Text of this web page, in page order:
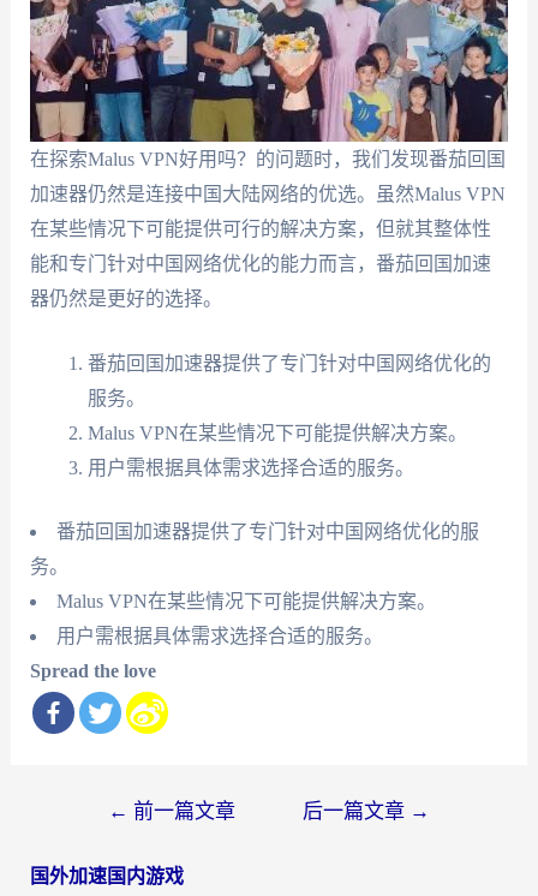
在探索Malus VPN好用吗？的问题时，我们发现番茄回国
加速器仍然是连接中国大陆网络的优选。虽然Malus VPN
在某些情况下可能提供可行的解决方案，但就其整体性
能和专门针对中国网络优化的能力而言，番茄回国加速
器仍然是更好的选择。
番茄回国加速器提供了专门针对中国网络优化的
服务。
Malus VPN在某些情况下可能提供解决方案。
用户需根据具体需求选择合适的服务。
番茄回国加速器提供了专门针对中国网络优化的服
务。
Malus VPN在某些情况下可能提供解决方案。
用户需根据具体需求选择合适的服务。
Spread the love
导
← 前一篇文章 后一篇文章 →
国外加速国内游戏